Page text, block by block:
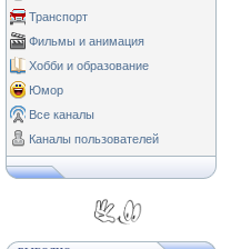
Транспорт
Фильмы и анимация
Хобби и образование
Юмор
Все каналы
Каналы пользователей